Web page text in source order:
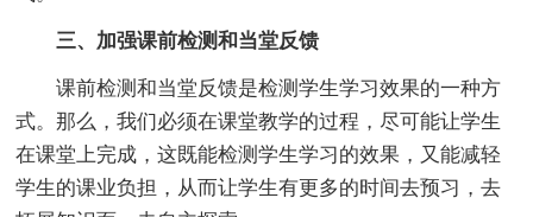
三、加强课前检测和当堂反馈
课前检测和当堂反馈是检测学生学习效果的一种方
式。那么，我们必须在课堂教学的过程，尽可能让学生
在课堂上完成，这既能检测学生学习的效果，又能减轻
学生的课业负担，从而让学生有更多的时间去预习，去